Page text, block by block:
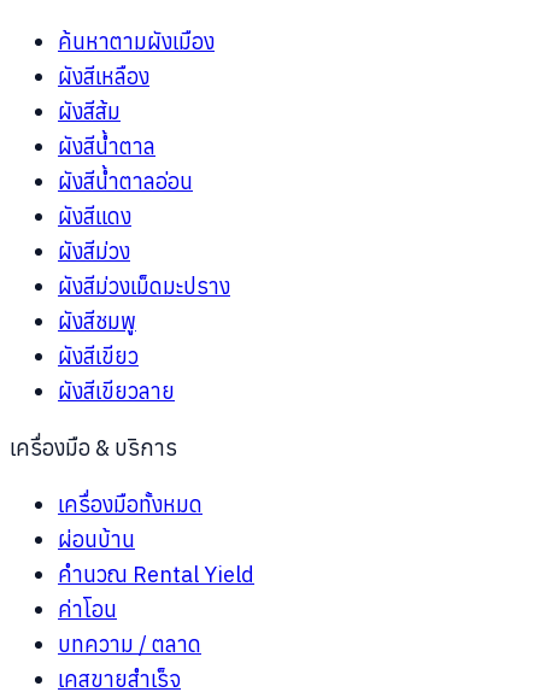
ค้นหาตามผังเมือง
ผังสีเหลือง
ผังสีส้ม
ผังสีน้ำตาล
ผังสีน้ำตาลอ่อน
ผังสีแดง
ผังสีม่วง
ผังสีม่วงเม็ดมะปราง
ผังสีชมพู
ผังสีเขียว
ผังสีเขียวลาย
เครื่องมือ & บริการ
เครื่องมือทั้งหมด
ผ่อนบ้าน
คำนวณ Rental Yield
ค่าโอน
บทความ / ตลาด
เคสขายสำเร็จ